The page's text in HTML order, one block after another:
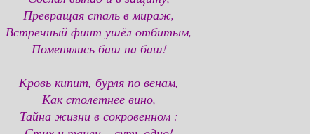
Превращая сталь в мираж,
Встречный финт ушёл отбитым,
Поменялись баш на баш!
Кровь кипит, бурля по венам,
Как столетнее вино,
Тайна жизни в сокровенном :